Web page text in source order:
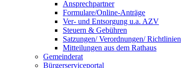
Ansprechpartner
Formulare/Online-Anträge
Ver- und Entsorgung u.a. AZV
Steuern & Gebühren
Satzungen/ Verordnungen/ Richtlinien
Mitteilungen aus dem Rathaus
Gemeinderat
Bürgerserviceportal